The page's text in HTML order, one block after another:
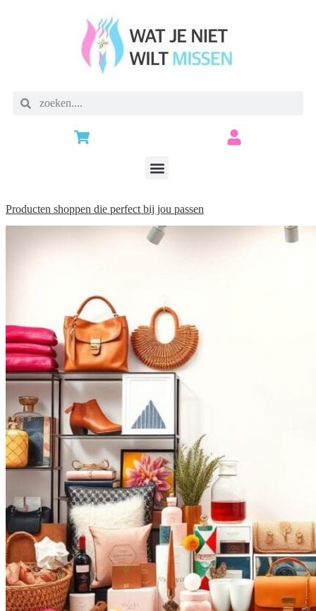
Producten shoppen die perfect bij jou passen